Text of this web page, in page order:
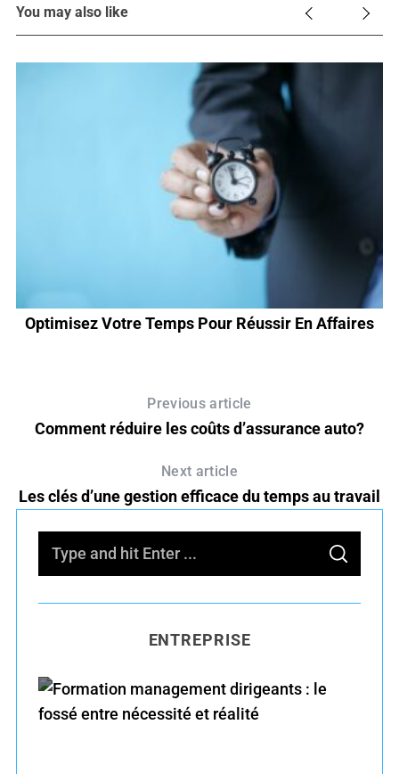
You may also like
Optimisez Votre Temps Pour Réussir En Affaires
Previous article
Comment réduire les coûts d’assurance auto?
Next article
Les clés d’une gestion efficace du temps au travail
f
o
S
A
C
ENTREPRISE